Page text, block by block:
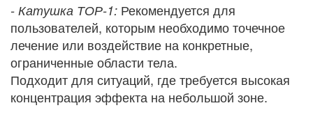
- Катушка ТОР-1: Рекомендуется для
пользователей, которым необходимо точечное
лечение или воздействие на конкретные,
ограниченные области тела.
Подходит для ситуаций, где требуется высокая
концентрация эффекта на небольшой зоне.